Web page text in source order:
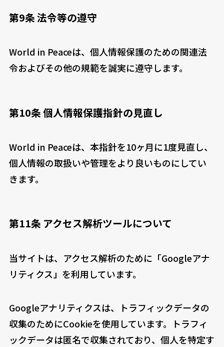
第9条 法令等の遵守
World in Peaceは、個人情報保護のための関連法
令およびその他の規範を誠実に遵守します。
第10条 個人情報保護指針の見直し
World in Peaceは、本指針を10ヶ月に1度見直し、
個人情報の取扱いや管理をより良いものにしてい
きます。
第11条 アクセス解析ツールについて
当サイトは、アクセス解析のために「Googleアナ
リティクス」を利用しています。
Googleアナリティクスは、トラフィックデータの
収集のためにCookieを使用しています。トラフィ
ックデータは匿名で収集されており、個人を特定す